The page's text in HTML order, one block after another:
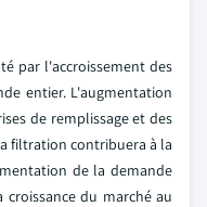
par l'accroissement des
entier. L'augmentation
de remplissage et des
filtration contribuera à la
de la demande
du marché au